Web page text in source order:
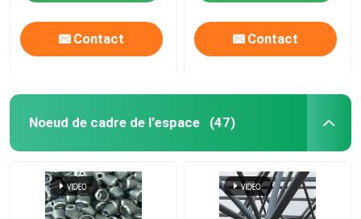
Contact Contact
Noeud de cadre de l'espace (47)